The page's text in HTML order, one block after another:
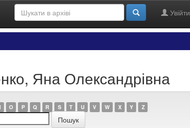
Увійти
Яна Олександрівна
O P Q R S T U V W X Y Z